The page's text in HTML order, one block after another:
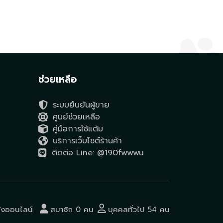
ช่วยเหลือ
ระบบยืนยันผู้ขาย
ศูนย์ช่วยเหลือ
คู่มือการใช้แต้ม
บริการเว็บไซต์ร้านค้า
ติดต่อ Line: @190fwwwu
ออนไลน์ สมาชิก 0 คน บุคคลทั่วไป 54 คน